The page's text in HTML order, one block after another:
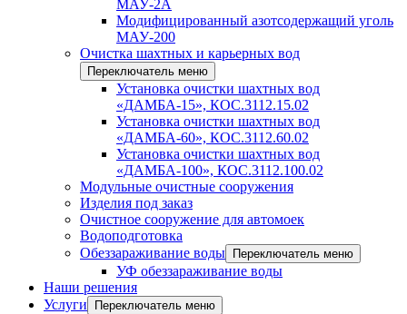
МАУ-2А
Модифицированный азотсодержащий уголь
МАУ-200
Очистка шахтных и карьерных вод
Переключатель меню
Установка очистки шахтных вод
«ДАМБА-15», КОС.3112.15.02
Установка очистки шахтных вод
«ДАМБА-60», КОС.3112.60.02
Установка очистки шахтных вод
«ДАМБА-100», КОС.3112.100.02
Модульные очистные сооружения
Изделия под заказ
Очистное сооружение для автомоек
Водоподготовка
Обеззараживание воды
Переключатель меню
УФ обеззараживание воды
Наши решения
Услуги
Переключатель меню